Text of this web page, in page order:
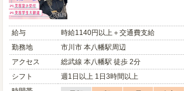
給与
時給1140円以上＋交通費支給
勤務地
市川市 本八幡駅周辺
アクセス
総武線 本八幡駅 徒歩 2分
シフト
週1日以上 1日3時間以上